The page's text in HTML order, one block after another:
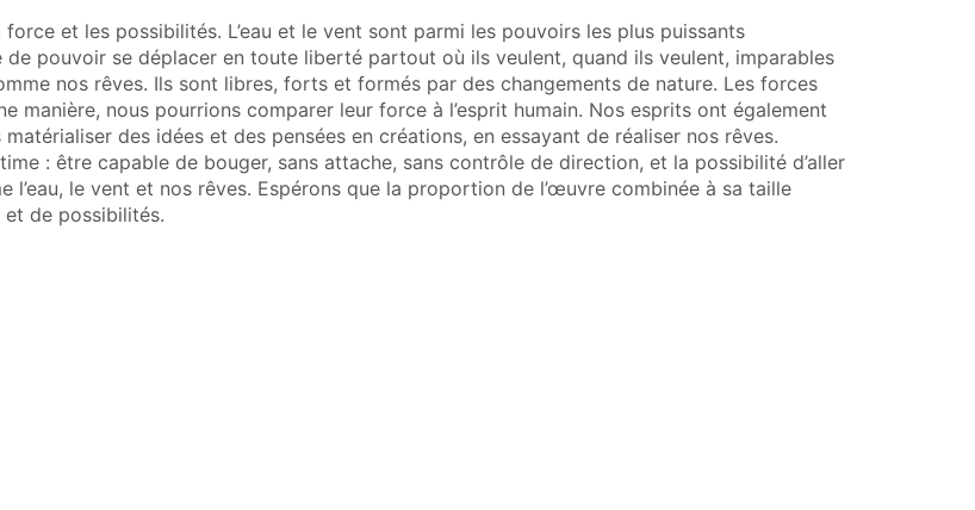
et les possibilités. L’eau et le vent sont parmi les pouvoirs les plus puissants
pouvoir se déplacer en toute liberté partout où ils veulent, quand ils veulent, imparables
nos rêves. Ils sont libres, forts et formés par des changements de nature. Les forces
manière, nous pourrions comparer leur force à l’esprit humain. Nos esprits ont également
des idées et des pensées en créations, en essayant de réaliser nos rêves.
: être capable de bouger, sans attache, sans contrôle de direction, et la possibilité d’aller
l’eau, le vent et nos rêves. Espérons que la proportion de l’œuvre combinée à sa taille
de possibilités.